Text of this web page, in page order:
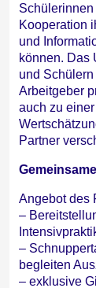
Kooperation
und
können. Das
und
Arbeitgeber
auch zu
Partner
Angebot des
–
–
begleiten
– exklusive